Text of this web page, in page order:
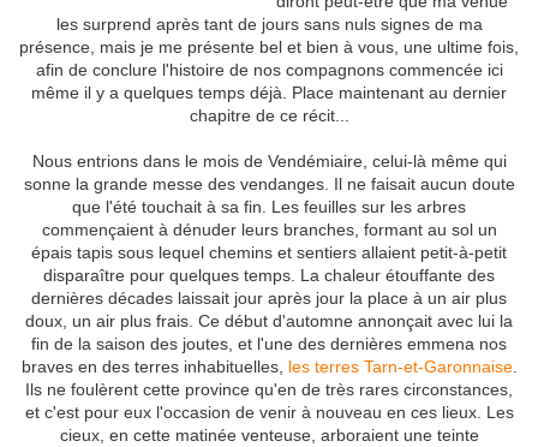
les surprend après tant de jours sans nuls signes de ma
présence, mais je me présente bel et bien à vous, une ultime fois,
afin de conclure l'histoire de nos compagnons commencée ici
même il y a quelques temps déjà. Place maintenant au dernier
chapitre de ce récit...
Nous entrions dans le mois de Vendémiaire, celui-là même qui
sonne la grande messe des vendanges. Il ne faisait aucun doute
que l'été touchait à sa fin. Les feuilles sur les arbres
commençaient à dénuder leurs branches, formant au sol un
épais tapis sous lequel chemins et sentiers allaient petit-à-petit
disparaître pour quelques temps. La chaleur étouffante des
dernières décades laissait jour après jour la place à un air plus
doux, un air plus frais. Ce début d'automne annonçait avec lui la
fin de la saison des joutes, et l'une des dernières emmena nos
braves en des terres inhabituelles, les terres Tarn-et-Garonnaise.
Ils ne foulèrent cette province qu'en de très rares circonstances,
et c'est pour eux l'occasion de venir à nouveau en ces lieux. Les
cieux, en cette matinée venteuse, arboraient une teinte